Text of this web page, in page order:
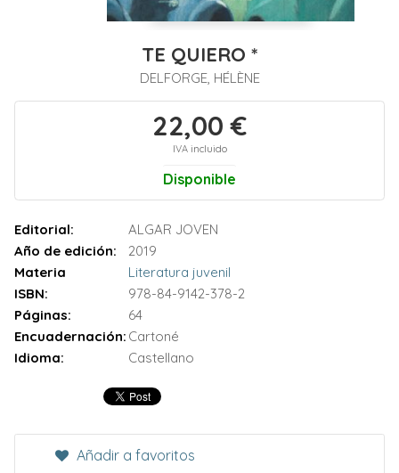
TE QUIERO *
DELFORGE, HÉLÈNE
22,00 €
IVA incluido
Disponible
Editorial:
ALGAR JOVEN
Año de edición:
2019
Materia
Literatura juvenil
ISBN:
978-84-9142-378-2
Páginas:
64
Encuadernación: Cartoné
Idioma:
Castellano
Añadir a favoritos